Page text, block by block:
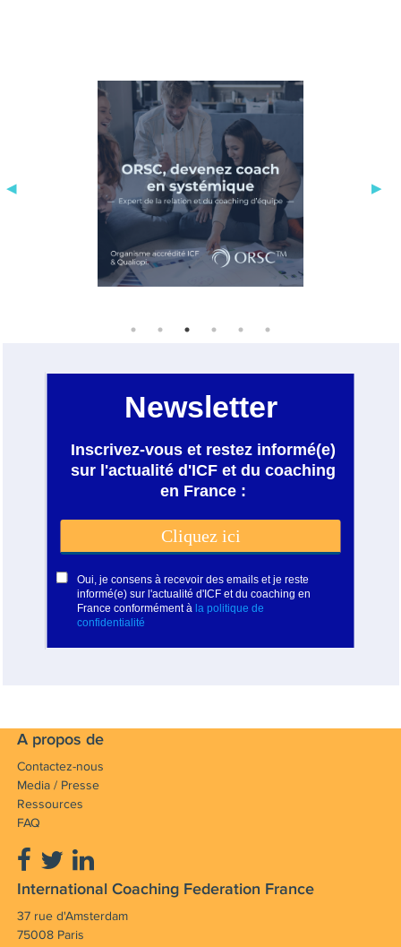
A propos de
Contactez-nous
Media / Presse
Ressources
FAQ
International Coaching Federation France
37 rue d'Amsterdam
75008 Paris